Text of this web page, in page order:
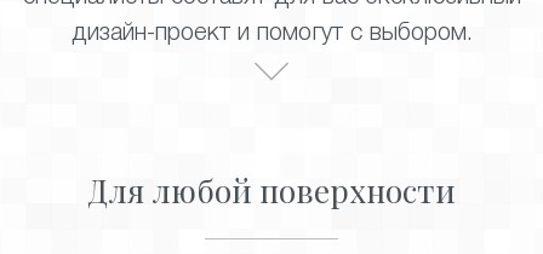
дизайн-проект и помогут с выбором.
Для любой поверхности